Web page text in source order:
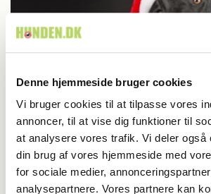
Denne hjemmeside bruger cookies
Vi bruger cookies til at tilpasse vores
annoncer, til at vise dig funktioner til
at analysere vores trafik. Vi deler også
din brug af vores hjemmeside med
for sociale medier,
analysepartnere. Vores partnere kan
Aktuelt
Julekalender: Montys jul -